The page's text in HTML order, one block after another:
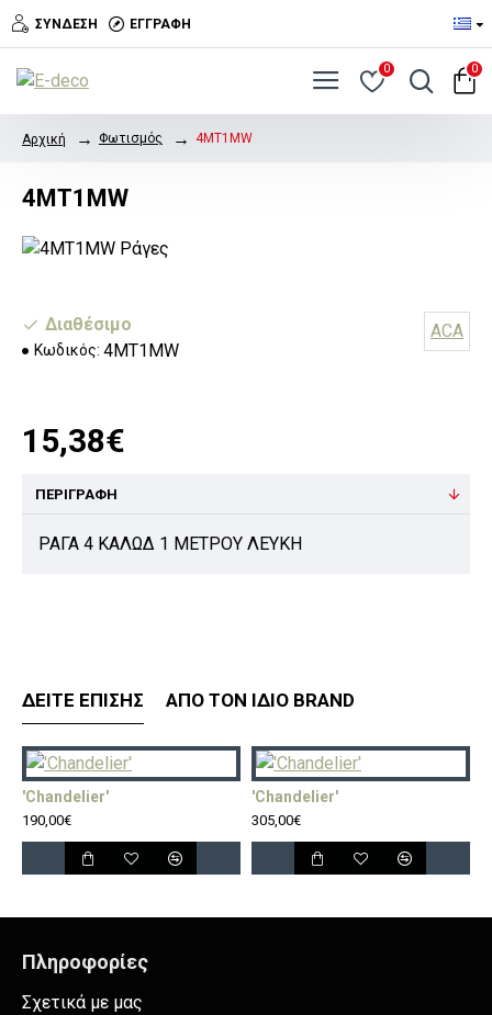
ΣΎΝΔΕΣΗ ΕΓΓΡΑΦΉ
0 0
Αρχική Φωτισμός 4MT1MW
4MT1MW
Διαθέσιμο
Κωδικός: 4MT1MW
ACA
15,38€
ΠΕΡΙΓΡΑΦΉ
ΡΑΓΑ 4 ΚΑΛΩΔ 1 ΜΕΤΡΟΥ ΛΕΥΚΗ
ΔΕΊΤΕ ΕΠΊΣΗΣ ΑΠΌ ΤΟΝ ΊΔΙΟ BRAND
'Chandelier'
190,00€
'Chandelier'
305,00€
Πληροφορίες
Σχετικά με μας